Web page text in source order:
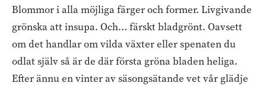
Blommor i alla möjliga färger och former. Livgivande
grönska att insupa. Och… färskt bladgrönt. Oavsett
om det handlar om vilda växter eller spenaten du
odlat själv så är de där första gröna bladen heliga.
Efter ännu en vinter av säsongsätande vet vår glädje